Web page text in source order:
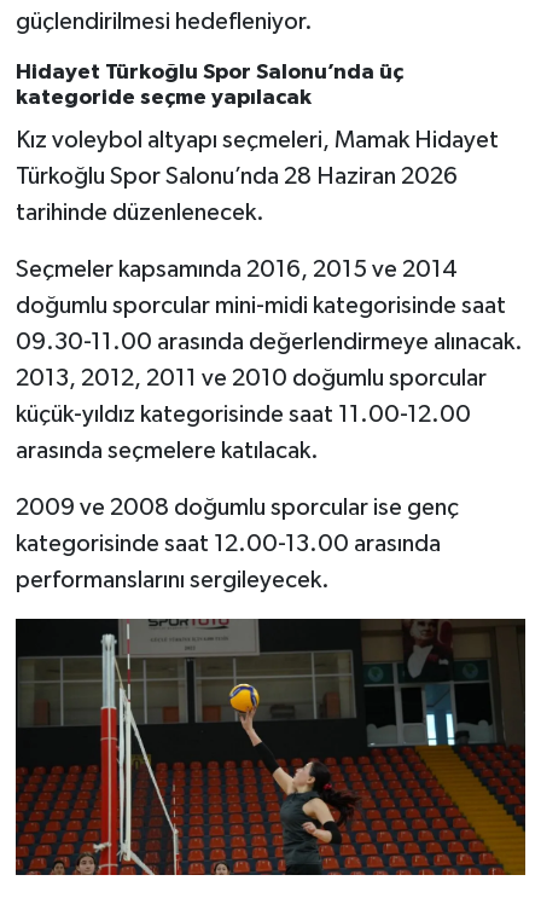
güçlendirilmesi hedefleniyor.
Hidayet Türkoğlu Spor Salonu’nda üç
kategoride seçme yapılacak
Kız voleybol altyapı seçmeleri, Mamak Hidayet
Türkoğlu Spor Salonu’nda 28 Haziran 2026
tarihinde düzenlenecek.
Seçmeler kapsamında 2016, 2015 ve 2014
doğumlu sporcular mini-midi kategorisinde saat
09.30-11.00 arasında değerlendirmeye alınacak.
2013, 2012, 2011 ve 2010 doğumlu sporcular
küçük-yıldız kategorisinde saat 11.00-12.00
arasında seçmelere katılacak.
2009 ve 2008 doğumlu sporcular ise genç
kategorisinde saat 12.00-13.00 arasında
performanslarını sergileyecek.